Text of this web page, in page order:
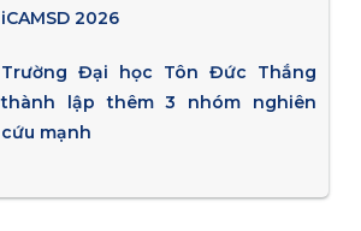
iCAMSD 2026
Trường Đại học Tôn Đức Thắng
thành lập thêm 3 nhóm nghiên
cứu mạnh